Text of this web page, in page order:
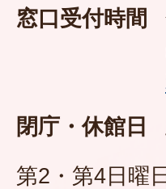
窓口受付時間
閉庁・休館日
第2・第4日曜